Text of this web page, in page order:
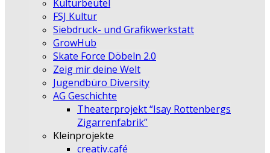
Kulturbeutel
FSJ Kultur
Siebdruck- und Grafikwerkstatt
GrowHub
Skate Force Döbeln 2.0
Zeig mir deine Welt
Jugendbüro Diversity
AG Geschichte
Theaterprojekt “Isay Rottenbergs
Zigarrenfabrik”
Kleinprojekte
creativ.café